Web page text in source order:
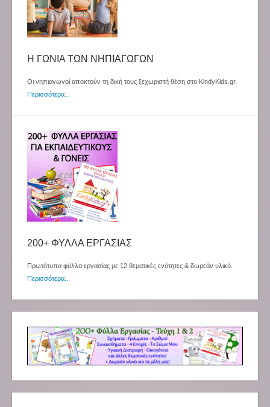
Η ΓΩΝΙΑ ΤΩΝ ΝΗΠΙΑΓΩΓΩΝ
Οι νηπιαγωγοί αποκτούν τη δική τους ξεχωριστή θέση στο KindyKids.gr.
Περισσότερα...
200+ ΦΥΛΛΑ ΕΡΓΑΣΙΑΣ
Πρωτότυπα φύλλα εργασίας με 12 θεματικές ενότητες & δωρεάν υλικό.
Περισσότερα...